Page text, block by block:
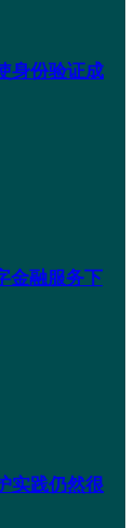
身份验证成
金融服务下
实践仍然很